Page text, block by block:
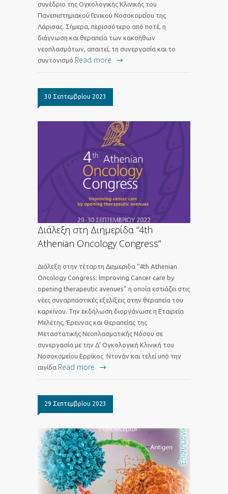
συνέδριο της Ογκολογικής Κλινικής του
Πανεπιστημιακού Γενικού Νοσοκομείου της
Λάρισας. Σήμερα, περισσότερο από ποτέ, η
διάγνωση και θεραπεία των κακοήθων
νεοπλασμάτων, απαιτεί, τη συνεργασία και το
συντονισμό Read more
30 Σεπτεμβρίου 2023
Διάλεξη στη Διημερίδα “4th
Athenian Oncology Congress”
Διάλεξη στην τέταρτη Διημεριδα “4th Athenian
Oncology Congress: Improving Cancer care by
opening therapeutic avenues” η οποία εστιάζει στις
νέες συναρπαστικές εξελίξεις στην θεραπεία του
καρκίνου. Την εκδήλωση διοργάνωσε η Εταιρεία
Mελέτης, Έρευνας και Θεραπείας της
Μεταστατικής Νεοπλασματικής Νόσου σε
συνεργασία με την Δ’ Ογκολογική Κλινική του
Νοσοκομείου Ερρίκος Ντυνάν και τελεί υπό την
αιγίδα Read more
29 Σεπτεμβρίου 2023